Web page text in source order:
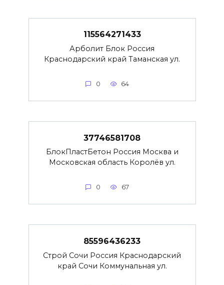
115564271433
Арболит Блок Россия
Краснодарский край Таманская ул.
0 64
37746581708
БлокПластБетон Россия Москва и
Московская область Королёв ул.
0 67
85596436233
Строй Сочи Россия Краснодарский
край Сочи Коммунальная ул.